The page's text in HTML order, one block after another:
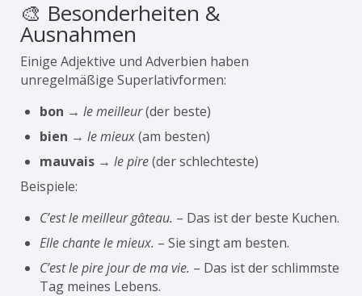
🎨 Besonderheiten &
Ausnahmen
Einige Adjektive und Adverbien haben
unregelmäßige Superlativformen:
bon → le meilleur(der beste)
bien → le mieux(am besten)
mauvais → le pire(der schlechteste)
Beispiele:
C’est le meilleur gâteau. – Das ist der beste Kuchen.
Elle chante le mieux. – Sie singt am besten.
C’est le pire jour de ma vie. – Das ist der schlimmste
Tag meines Lebens.